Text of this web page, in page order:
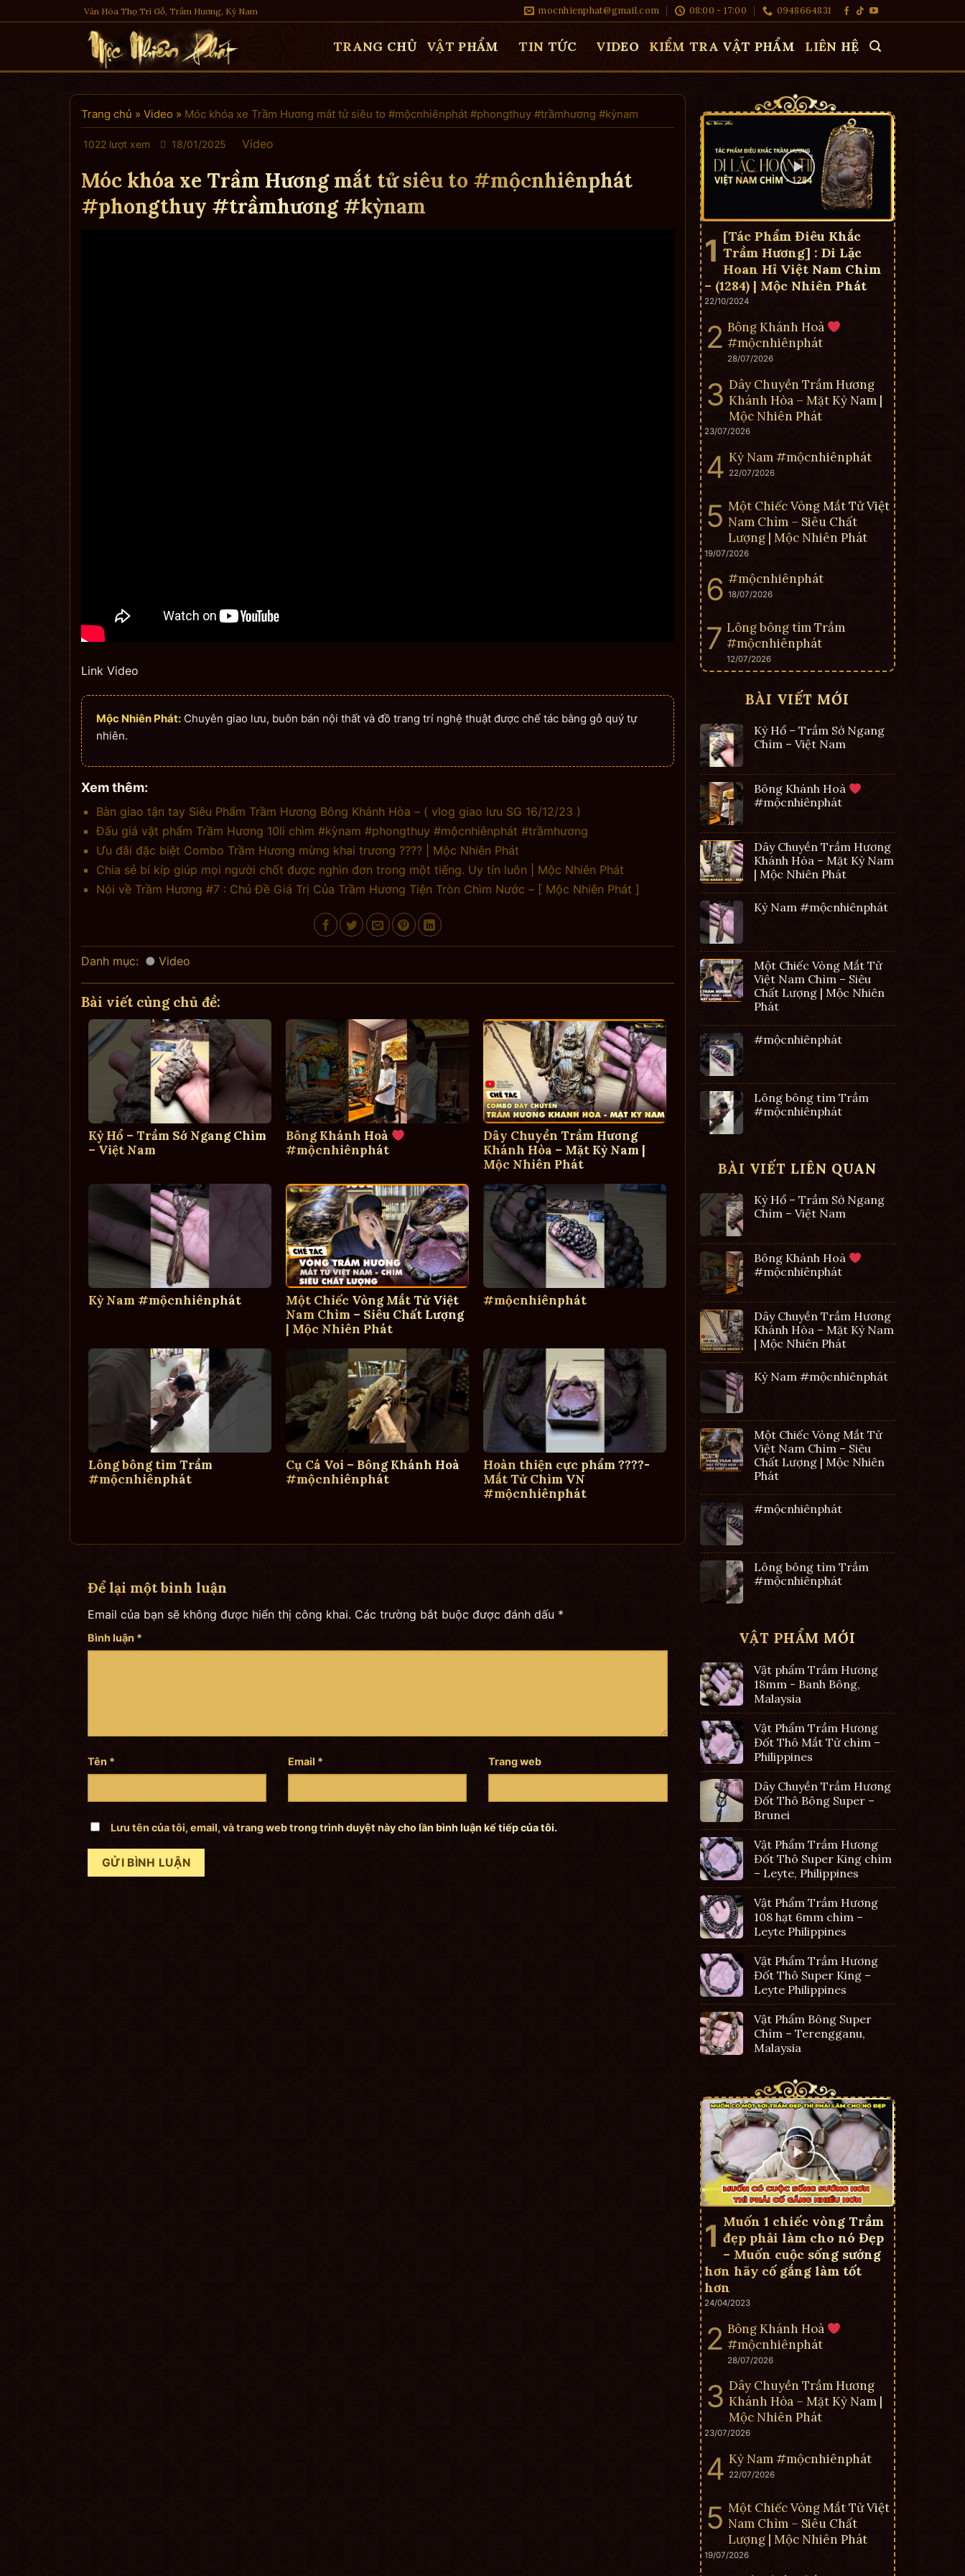
to
Văn Hóa Thọ Trì Gỗ, Trầm Hương, Kỳ Nam mocnhienphat@gmail.com 08:00 - 17:00 0948664831
TRANG CHỦ VẬT PHẨM TIN TỨC VIDEO KIỂM TRA VẬT PHẨM LIÊN HỆ
Trang chủ » Video » Móc khóa xe Trầm Hương mắt tử siêu to #mộcnhiênphát #phongthuy #trầmhương #kỳnam
1022 lượt xem 18/01/2025 Video
Móc khóa xe Trầm Hương mắt tử siêu to #mộcnhiênphát
#phongthuy #trầmhương #kỳnam
Link Video
Mộc Nhiên Phát: Chuyên giao lưu, buôn bán nội thất và đồ trang trí nghệ thuật được chế tác bằng gỗ quý tự
nhiên.
Xem thêm:
Bàn giao tận tay Siêu Phẩm Trầm Hương Bông Khánh Hòa – ( vlog giao lưu SG 16/12/23 )
Đấu giá vật phẩm Trầm Hương 10li chìm #kỳnam #phongthuy #mộcnhiênphát #trầmhương
Ưu đãi đặc biệt Combo Trầm Hương mừng khai trương ???? | Mộc Nhiên Phát
Chia sẻ bí kíp giúp mọi người chốt được nghìn đơn trong một tiếng. Uy tín luôn | Mộc Nhiên Phát
Nói về Trầm Hương #7 : Chủ Đề Giá Trị Của Trầm Hương Tiện Tròn Chìm Nước – [ Mộc Nhiên Phát ]
Danh mục: Video
Bài viết cùng chủ đề:
Kỳ Hổ – Trầm Sớ Ngang Chìm
– Việt Nam
Bông Khánh Hoà
#mộcnhiênphát
Dây Chuyền Trầm Hương
Khánh Hòa – Mặt Kỳ Nam |
Mộc Nhiên Phát
Kỳ Nam #mộcnhiênphát
Một Chiếc Vòng Mắt Tử Việt
Nam Chìm – Siêu Chất Lượng
| Mộc Nhiên Phát
#mộcnhiênphát
Lông bông tìm Trầm
#mộcnhiênphát
Cụ Cá Voi – Bông Khánh Hoà
#mộcnhiênphát
Hoàn thiện cực phẩm ????-
Mắt Tử Chìm VN
#mộcnhiênphát
Để lại một bình luận
Email của bạn sẽ không được hiển thị công khai. Các trường bắt buộc được đánh dấu *
Bình luận *
Tên * Email * Trang web
Lưu tên của tôi, email, và trang web trong trình duyệt này cho lần bình luận kế tiếp của tôi.
[Tác Phẩm Điêu Khắc
Trầm Hương] : Di Lặc
Hoan Hỉ Việt Nam Chìm
– (1284) | Mộc Nhiên Phát
22/10/2024
Bông Khánh Hoà
#mộcnhiênphát
28/07/2026
Dây Chuyền Trầm Hương
Khánh Hòa – Mặt Kỳ Nam |
Mộc Nhiên Phát
23/07/2026
Kỳ Nam #mộcnhiênphát
22/07/2026
Một Chiếc Vòng Mắt Tử Việt
Nam Chìm – Siêu Chất
Lượng | Mộc Nhiên Phát
19/07/2026
#mộcnhiênphát
18/07/2026
Lông bông tìm Trầm
#mộcnhiênphát
12/07/2026
BÀI VIẾT MỚI
Kỳ Hổ – Trầm Sớ Ngang
Chìm – Việt Nam
Bông Khánh Hoà
#mộcnhiênphát
Dây Chuyền Trầm Hương
Khánh Hòa – Mặt Kỳ Nam
| Mộc Nhiên Phát
Kỳ Nam #mộcnhiênphát
Một Chiếc Vòng Mắt Tử
Việt Nam Chìm – Siêu
Chất Lượng | Mộc Nhiên
Phát
#mộcnhiênphát
Lông bông tìm Trầm
#mộcnhiênphát
BÀI VIẾT LIÊN QUAN
Kỳ Hổ – Trầm Sớ Ngang
Chìm – Việt Nam
Bông Khánh Hoà
#mộcnhiênphát
Dây Chuyền Trầm Hương
Khánh Hòa – Mặt Kỳ Nam
| Mộc Nhiên Phát
Kỳ Nam #mộcnhiênphát
Một Chiếc Vòng Mắt Tử
Việt Nam Chìm – Siêu
Chất Lượng | Mộc Nhiên
Phát
#mộcnhiênphát
Lông bông tìm Trầm
#mộcnhiênphát
VẬT PHẨM MỚI
Vật phẩm Trầm Hương
18mm - Banh Bông,
Malaysia
Vật Phẩm Trầm Hương
Đốt Thô Mắt Tử chìm –
Philippines
Dây Chuyền Trầm Hương
Đốt Thô Bông Super –
Brunei
Vật Phẩm Trầm Hương
Đốt Thô Super King chìm
– Leyte, Philippines
Vật Phẩm Trầm Hương
108 hạt 6mm chìm –
Leyte Philippines
Vật Phẩm Trầm Hương
Đốt Thô Super King –
Leyte Philippines
Vật Phẩm Bông Super
Chìm – Terengganu,
Malaysia
Muốn 1 chiếc vòng Trầm
đẹp phải làm cho nó Đẹp
– Muốn cuộc sống sướng
hơn hãy cố gắng làm tốt
hơn
24/04/2023
Bông Khánh Hoà
#mộcnhiênphát
28/07/2026
Dây Chuyền Trầm Hương
Khánh Hòa – Mặt Kỳ Nam |
Mộc Nhiên Phát
23/07/2026
Kỳ Nam #mộcnhiênphát
22/07/2026
Một Chiếc Vòng Mắt Tử Việt
Nam Chìm – Siêu Chất
Lượng | Mộc Nhiên Phát
19/07/2026